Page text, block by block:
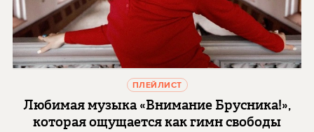
ПЛЕЙЛИСТ
Любимая музыка «Внимание Брусника!»,
которая ощущается как гимн свободы